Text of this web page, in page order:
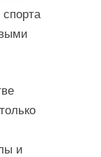
и